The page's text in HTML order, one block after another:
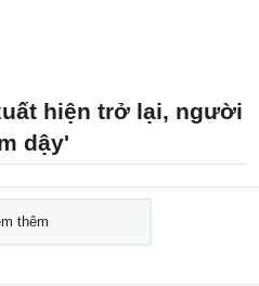
hiện trở lại, người
dậy'
thêm